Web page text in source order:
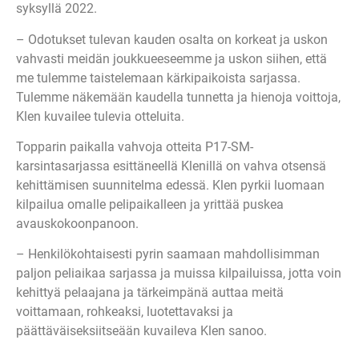
syksyllä 2022.
– Odotukset tulevan kauden osalta on korkeat ja uskon
vahvasti meidän joukkueeseemme ja uskon siihen, että
me tulemme taistelemaan kärkipaikoista sarjassa.
Tulemme näkemään kaudella tunnetta ja hienoja voittoja,
Klen kuvailee tulevia otteluita.
Topparin paikalla vahvoja otteita P17-SM-
karsintasarjassa esittäneellä Klenillä on vahva otsensä
kehittämisen suunnitelma edessä. Klen pyrkii luomaan
kilpailua omalle pelipaikalleen ja yrittää puskea
avauskokoonpanoon.
– Henkilökohtaisesti pyrin saamaan mahdollisimman
paljon peliaikaa sarjassa ja muissa kilpailuissa, jotta voin
kehittyä pelaajana ja tärkeimpänä auttaa meitä
voittamaan, rohkeaksi, luotettavaksi ja
päättäväiseksiitseään kuvaileva Klen sanoo.